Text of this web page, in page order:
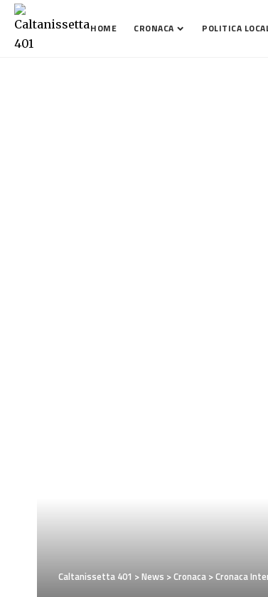
HOME CRONACA POLITICA
Caltanissetta 401 >News >Cronaca >Cronaca